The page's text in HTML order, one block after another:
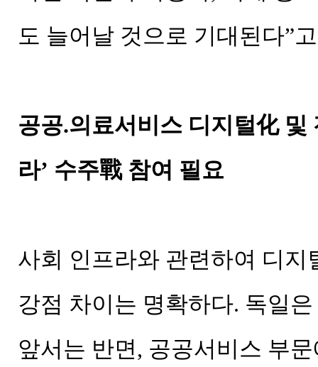
도 늘어날 것으로 기대된다”
공공.의료서비스 디지털化 및
라’ 수주戰 참여 필요
사회 인프라와 관련하여 디
강점 차이는 명확하다. 독일
앞서는 반면, 공공서비스 부